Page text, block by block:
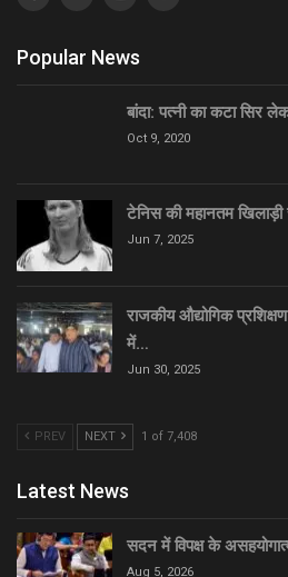
Popular News
बांदा: पत्नी का कटा सिर
Oct 9, 2020
टेनिस की महानतम
Jun 7, 2025
राजकीय औद्योगिक
में…
Jun 30, 2025
PREV NEXT 1 of 7,408
Latest News
सदन में विपक्ष के
Aug 5, 2026